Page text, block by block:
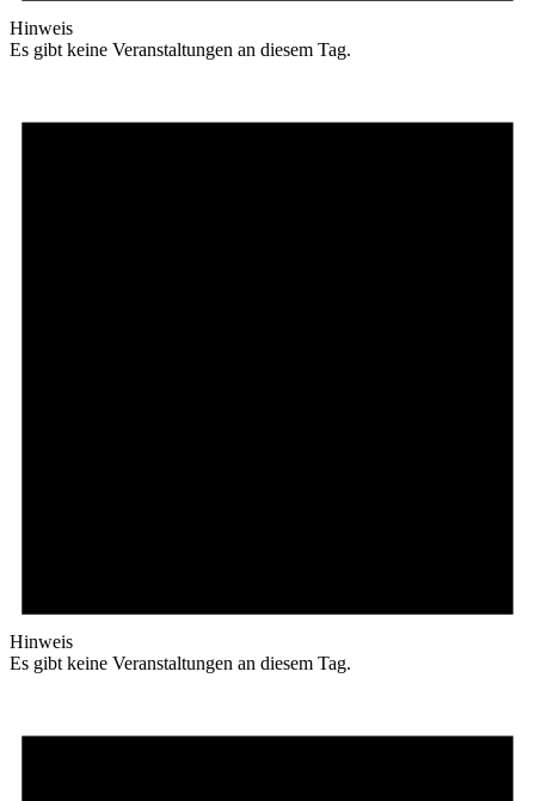
Hinweis
Es gibt keine Veranstaltungen an diesem Tag.
Hinweis
Es gibt keine Veranstaltungen an diesem Tag.